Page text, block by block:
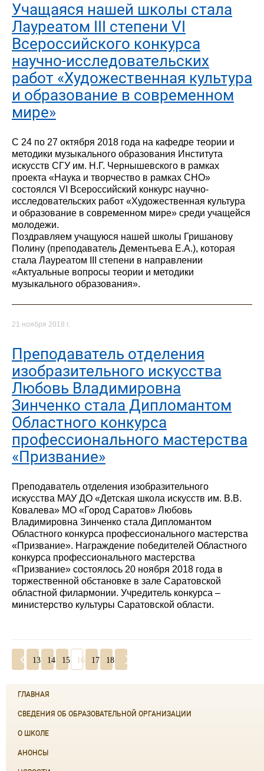
Учащаяся нашей школы стала
Лауреатом III степени VI
Всероссийского конкурса
научно-исследовательских
работ «Художественная культура
и образование в современном
мире»
С 24 по 27 октября 2018 года на кафедре теории и
методики музыкального образования Института
искусств СГУ им. Н.Г. Чернышевского в рамках
проекта «Наука и творчество в рамках СНО»
состоялся VI Всероссийский конкурс научно-
исследовательских работ «Художественная культура
и образование в современном мире» среди учащейся
молодежи.
Поздравляем учащуюся нашей школы Гришанову
Полину (преподаватель Дементьева Е.А.), которая
стала Лауреатом III степени в направлении
«Актуальные вопросы теории и методики
музыкального образования».
21 ноября 2018 г.
Преподаватель отделения
изобразительного искусства
Любовь Владимировна
Зинченко стала Дипломантом
Областного конкурса
профессионального мастерства
«Призвание»
Преподаватель отделения изобразительного
искусства МАУ ДО «Детская школа искусств им. В.В.
Ковалева» МО «Город Саратов» Любовь
Владимировна Зинченко стала Дипломантом
Областного конкурса профессионального мастерства
«Призвание». Награждение победителей Областного
конкурса профессионального мастерства
«Призвание» состоялось 20 ноября 2018 года в
торжественной обстановке в зале Саратовской
областной филармонии. Учредитель конкурса –
министерство культуры Саратовской области.
13 14 15 16 17 18
ГЛАВНАЯ
СВЕДЕНИЯ ОБ ОБРАЗОВАТЕЛЬНОЙ ОРГАНИЗАЦИИ
О ШКОЛЕ
АНОНСЫ